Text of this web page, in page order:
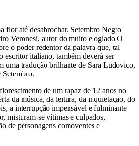
flor até desabrochar. Setembro Negro
Veronesi, autor do muito elogiado O
o poder redentor da palavra que, tal
escritor italiano, também deverá ser
uma tradução brilhante de Sara Ludovico,
Setembro.
de um rapaz de 12 anos no
da música, da leitura, da inquietação, do
a interrupção impensável e fulminante
misturam-se vítimas e culpados,
de personagens comoventes e